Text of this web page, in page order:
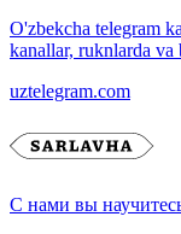
O'zbekcha telegram
kanallar, ruknlarda va
uztelegram.com
С нами вы